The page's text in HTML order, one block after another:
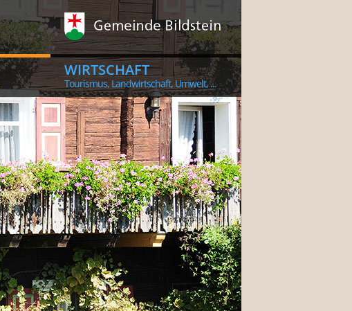
WIRTSCHAFT
Tourismus, Landwirtschaft, Umwelt, ...